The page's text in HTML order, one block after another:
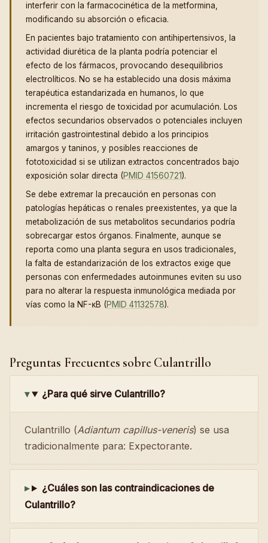
interferir con la farmacocinética de la metformina,
modificando su absorción o eficacia.
En pacientes bajo tratamiento con antihipertensivos, la
actividad diurética de la planta podría potenciar el
efecto de los fármacos, provocando desequilibrios
electrolíticos. No se ha establecido una dosis máxima
terapéutica estandarizada en humanos, lo que
incrementa el riesgo de toxicidad por acumulación. Los
efectos secundarios observados o potenciales incluyen
irritación gastrointestinal debido a los principios
amargos y taninos, y posibles reacciones de
fototoxicidad si se utilizan extractos concentrados bajo
exposición solar directa (PMID 41560721).
Se debe extremar la precaución en personas con
patologías hepáticas o renales preexistentes, ya que la
metabolización de sus metabolitos secundarios podría
sobrecargar estos órganos. Finalmente, aunque se
reporta como una planta segura en usos tradicionales,
la falta de estandarización de los extractos exige que
personas con enfermedades autoinmunes eviten su uso
para no alterar la respuesta inmunológica mediada por
vías como la NF-κB (PMID 41132578).
Preguntas Frecuentes sobre Culantrillo
¿Para qué sirve Culantrillo?
Culantrillo (Adiantum capillus-veneris) se usa
tradicionalmente para: Expectorante.
¿Cuáles son las contraindicaciones de
Culantrillo?